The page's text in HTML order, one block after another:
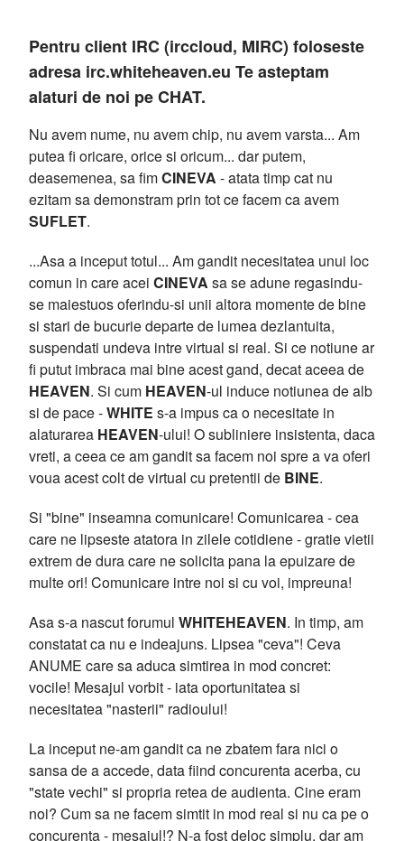
Pentru client IRC (irccloud, MIRC) foloseste
adresa irc.whiteheaven.eu Te asteptam
alaturi de noi pe CHAT.
Nu avem nume, nu avem chip, nu avem varsta... Am
putea fi oricare, orice si oricum... dar putem,
deasemenea, sa fimCINEVA - atata timp cat nu
ezitam sa demonstram prin tot ce facem ca avem
SUFLET.
...Asa a inceput totul... Am gandit necesitatea unui loc
comun in care acei CINEVA sa se adune regasindu-
se maiestuos oferindu-si unii altora momente de bine
si stari de bucurie departe de lumea dezlantuita,
suspendati undeva intre virtual si real. Si ce notiune ar
fi putut imbraca mai bine acest gand, decat aceea de
HEAVEN. Si cum HEAVEN-ul induce notiunea de alb
si de pace -WHITE s-a impus ca o necesitate in
alaturarea HEAVEN-ului! O subliniere insistenta, daca
vreti, a ceea ce am gandit sa facem noi spre a va oferi
voua acest colt de virtual cu pretentii de BINE.
Si "bine" inseamna comunicare! Comunicarea - cea
care ne lipseste atatora in zilele cotidiene - gratie vietii
extrem de dura care ne solicita pana la epuizare de
multe ori! Comunicare intre noi si cu voi, impreuna!
Asa s-a nascut forumul WHITEHEAVEN. In timp, am
constatat ca nu e indeajuns. Lipsea "ceva"! Ceva
ANUME care sa aduca simtirea in mod concret:
vocile! Mesajul vorbit - iata oportunitatea si
necesitatea "nasterii" radioului!
La inceput ne-am gandit ca ne zbatem fara nici o
sansa de a accede, data fiind concurenta acerba, cu
"state vechi" si propria retea de audienta. Cine eram
noi? Cum sa ne facem simtit in mod real si nu ca pe o
concurenta - mesajul!? N-a fost deloc simplu, dar am